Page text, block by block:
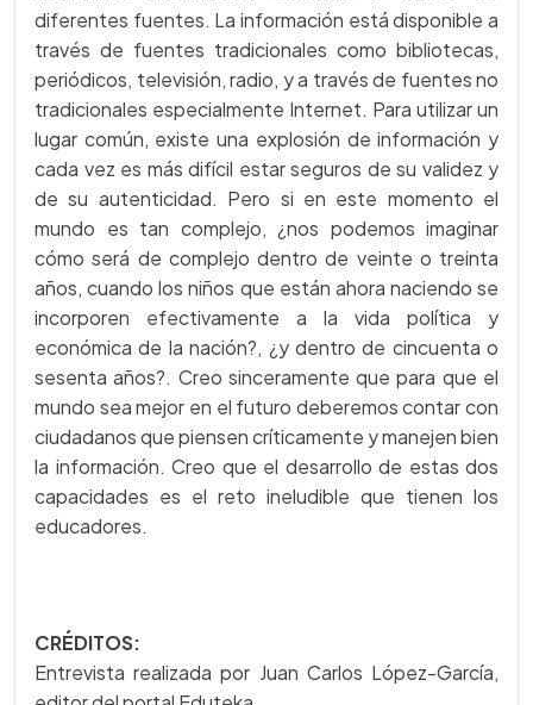
diferentes fuentes. La información está disponible a
través de fuentes tradicionales como bibliotecas,
periódicos, televisión, radio, y a través de fuentes no
tradicionales especialmente Internet. Para utilizar un
lugar común, existe una explosión de información y
cada vez es más difícil estar seguros de su validez y
de su autenticidad. Pero si en este momento el
mundo es tan complejo, ¿nos podemos imaginar
cómo será de complejo dentro de veinte o treinta
años, cuando los niños que están ahora naciendo se
incorporen efectivamente a la vida política y
económica de la nación?, ¿y dentro de cincuenta o
sesenta años?. Creo sinceramente que para que el
mundo sea mejor en el futuro deberemos contar con
ciudadanos que piensen críticamente y manejen bien
la información. Creo que el desarrollo de estas dos
capacidades es el reto ineludible que tienen los
educadores.
CRÉDITOS:
Entrevista realizada por Juan Carlos López-García,